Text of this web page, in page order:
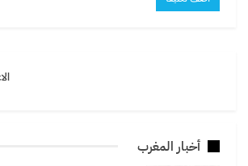
أخبار المغرب